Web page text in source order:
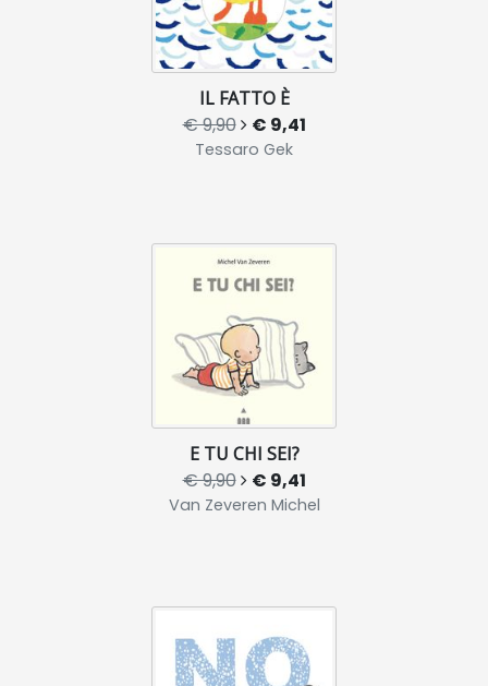
IL FATTO È
€ 9,90 € 9,41
Tessaro Gek
E TU CHI SEI?
€ 9,90 € 9,41
Van Zeveren Michel